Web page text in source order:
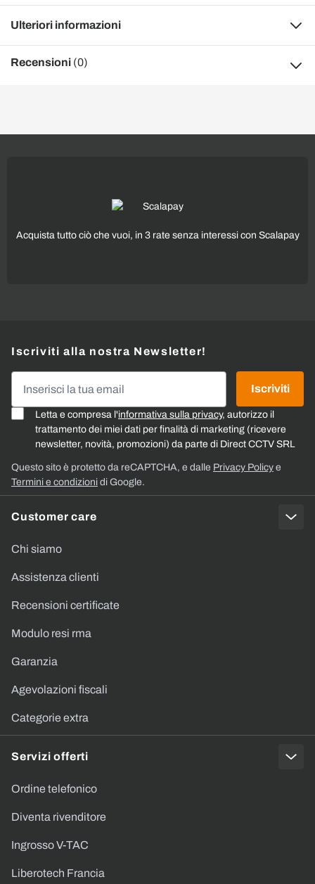
Ulteriori informazioni
Recensioni (0)
Acquista tutto ciò che vuoi, in 3 rate senza interessi con Scalapay
Customer care
Chi siamo
Assistenza clienti
Recensioni certificate
Modulo resi rma
Garanzia
Agevolazioni fiscali
Categorie extra
Servizi offerti
Ordine telefonico
Diventa rivenditore
Ingrosso V-TAC
Liberotech Francia
Iscriviti alla nostra Newsletter!
Letta e compresa l'informativa sulla privacy, autorizzo il
trattamento dei miei dati per finalità di marketing (ricevere
newsletter, novità, promozioni) da parte di Direct CCTV SRL
Iscriviti
Questo sito è protetto da reCAPTCHA, e dalle Privacy Policy e
Termini e condizioni di Google.